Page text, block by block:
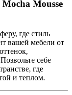
Mousse
где стиль
вашей мебели от
себе
где
и теплом.